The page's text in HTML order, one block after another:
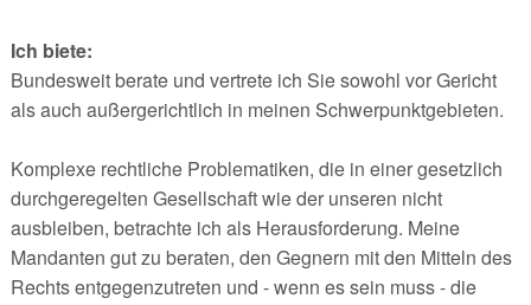
Ich biete:
Bundesweit berate und vertrete ich Sie sowohl vor Gericht
als auch außergerichtlich in meinen Schwerpunktgebieten.
Komplexe rechtliche Problematiken, die in einer gesetzlich
durchgeregelten Gesellschaft wie der unseren nicht
ausbleiben, betrachte ich als Herausforderung. Meine
Mandanten gut zu beraten, den Gegnern mit den Mitteln des
Rechts entgegenzutreten und - wenn es sein muss - die